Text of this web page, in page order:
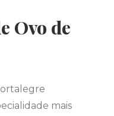
Ovo de
mais